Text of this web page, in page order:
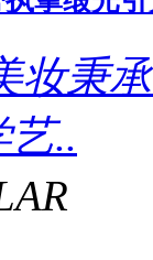
妆秉
..